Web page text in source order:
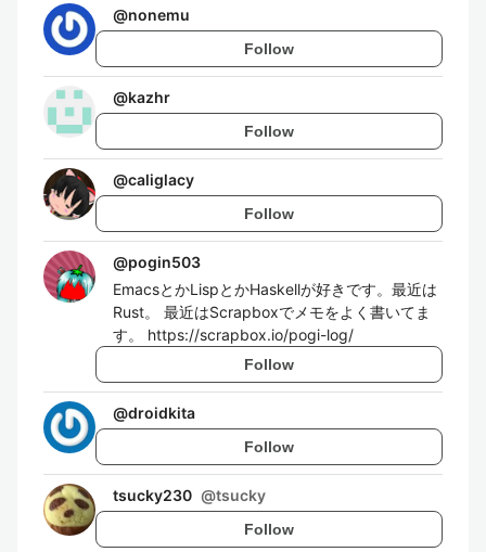
@nonemu
Follow
@kazhr
Follow
@caliglacy
Follow
@pogin503
EmacsとかLispとかHaskellが好きです。最近は
Rust。 最近はScrapboxでメモをよく書いてま
す。 https://scrapbox.io/pogi-log/
Follow
@droidkita
Follow
tsucky230 @tsucky
Follow